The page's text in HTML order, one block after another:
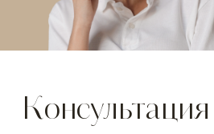
Консультация